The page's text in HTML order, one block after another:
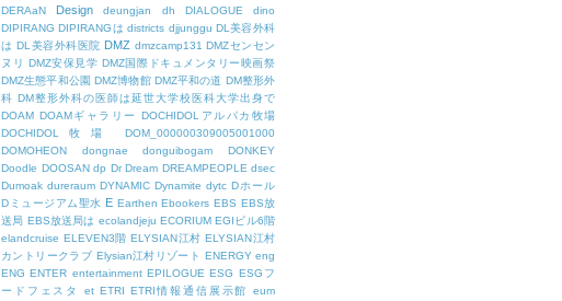
DERAaN Design deungjan dh DIALOGUE
dino
DIPIRANG DIPIRANGは districts djjunggu DL美容外科
は DL美容外科医院 DMZ dmzcamp131 DMZセンセン
ヌリ DMZ安保見学 DMZ国際ドキュメンタリー映画祭
DMZ生態平和公園 DMZ博物館 DMZ平和の道 DM整形外
科 DM整形外科の医師は延世大学校医科大学出身で
DOAM DOAMギャラリー
DOCHIDOLアルパカ牧場
DOCHIDOL牧場
DOM_000000309005001000
DOMOHEON
dongnae donguibogam
DONKEY
Doodle DOOSAN dp Dr Dream DREAMPEOPLE dsec
Dumoak dureraum DYNAMIC Dynamite dytc Dホール
Dミュージアム聖水 E Earthen Ebookers EBS EBS放
送局 EBS放送局は ecolandjeju ECORIUM EGIビル6階
elandcruise ELEVEN3階 ELYSIAN江村 ELYSIAN江村
カントリークラブ Elysian江村リゾート ENERGY eng
ENG ENTER entertainment EPILOGUE ESG ESGフ
ードフェスタ
et ETRI ETRI情報通信展示館
eum